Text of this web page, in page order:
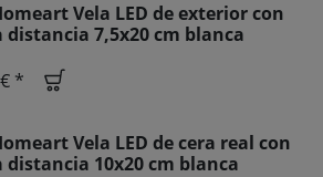
Vela LED de exterior con
distancia 7,5x20 cm blanca
*
Vela LED de cera real con
distancia 10x20 cm blanca